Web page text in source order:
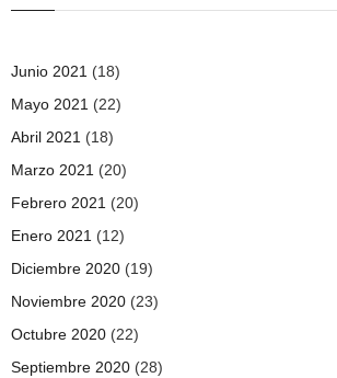
Junio 2021 (18)
Mayo 2021 (22)
Abril 2021 (18)
Marzo 2021 (20)
Febrero 2021 (20)
Enero 2021 (12)
Diciembre 2020 (19)
Noviembre 2020 (23)
Octubre 2020 (22)
Septiembre 2020 (28)